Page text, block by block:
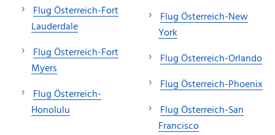
Flug Österreich-Fort
Lauderdale
Flug Österreich-Fort
Myers
Flug Österreich-
Honolulu
Flug Österreich-New
York
Flug Österreich-Orlando
Flug Österreich-Phoenix
Flug Österreich-San
Francisco